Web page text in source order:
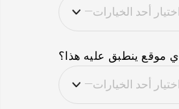
أي موقع ينطبق عليه هذا؟